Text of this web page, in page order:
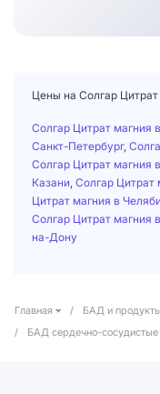
Цены на Солгар Цитрат
Солгар Цитрат магния
Санкт-Петербург,
Солгар Цитрат магния
Казани Солгар Цитрат
Цитрат магния в
Солгар Цитрат магния
на-Дону
Главная / БАД и
/
БАД сердечно-сосудистые